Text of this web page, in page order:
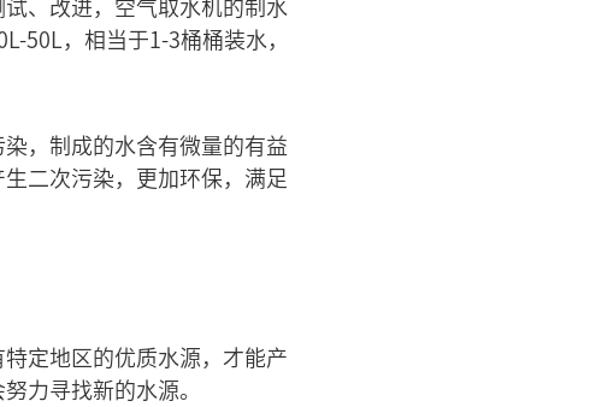
50L，相当于1-3桶桶装水，
，制成的水含有微量的有益
二次污染，更加环保，满足
定地区的优质水源，才能产
力寻找新的水源。